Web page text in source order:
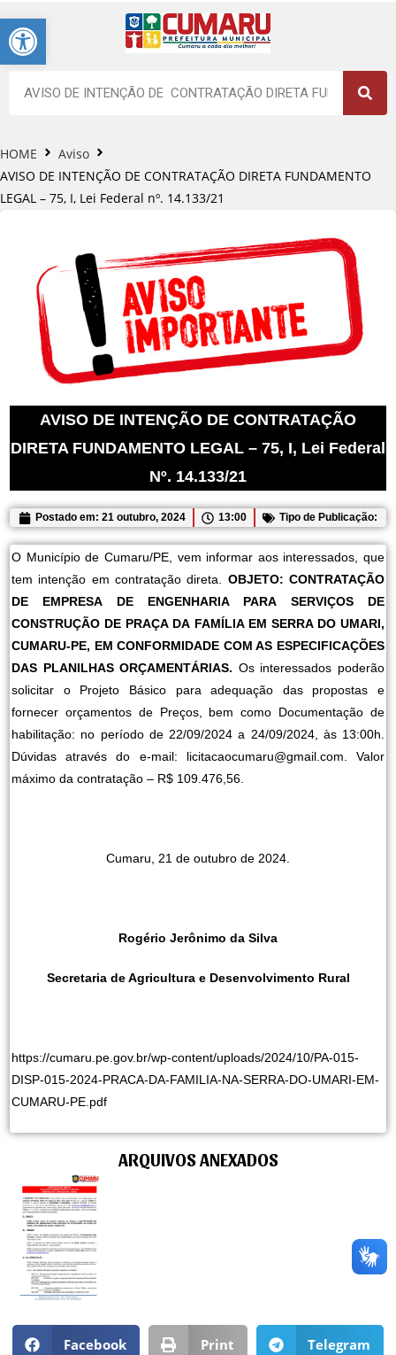
Barra de Ferramentas Aberta
HOME
Aviso
AVISO DE INTENÇÃO DE CONTRATAÇÃO DIRETA FUNDAMENTO
LEGAL – 75, I, Lei Federal nº. 14.133/21
AVISO DE INTENÇÃO DE CONTRATAÇÃO
DIRETA FUNDAMENTO LEGAL – 75, I, Lei Federal
Nº. 14.133/21
Postado em: 21 outubro, 2024 13:00 Tipo de Publicação:
O Município de Cumaru/PE, vem informar aos interessados, que
tem intenção em contratação direta. OBJETO:CONTRATAÇÃO
DE EMPRESA DE ENGENHARIA PARA SERVIÇOS DE
CONSTRUÇÃO DE PRAÇA DA FAMÍLIA EM SERRA DO UMARI,
CUMARU-PE, EM CONFORMIDADE COM AS ESPECIFICAÇÕES
DAS PLANILHAS ORÇAMENTÁRIAS. Os interessados poderão
solicitar o Projeto Básico para adequação das propostas e
fornecer orçamentos de Preços, bem como Documentação de
habilitação: no período de 22/09/2024 a 24/09/2024, às 13:00h.
Dúvidas através do e-mail: licitacaocumaru@gmail.com. Valor
máximo da contratação – R$ 109.476,56.
Cumaru, 21 de outubro de 2024.
Rogério Jerônimo da Silva
Secretaria de Agricultura e Desenvolvimento Rural
https://cumaru.pe.gov.br/wp-content/uploads/2024/10/PA-015-
DISP-015-2024-PRACA-DA-FAMILIA-NA-SERRA-DO-UMARI-EM-
CUMARU-PE.pdf
ARQUIVOS ANEXADOS
Facebook Print Telegram